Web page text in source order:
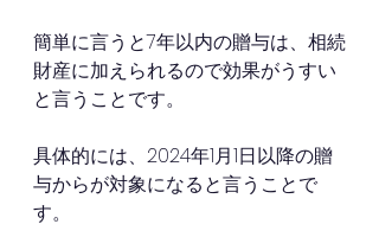
簡単に言うと7年以内の贈与は、相続
財産に加えられるので効果がうすい
と言うことです。
具体的には、2024年1月1日以降の贈
与からが対象になると言うことで
す。